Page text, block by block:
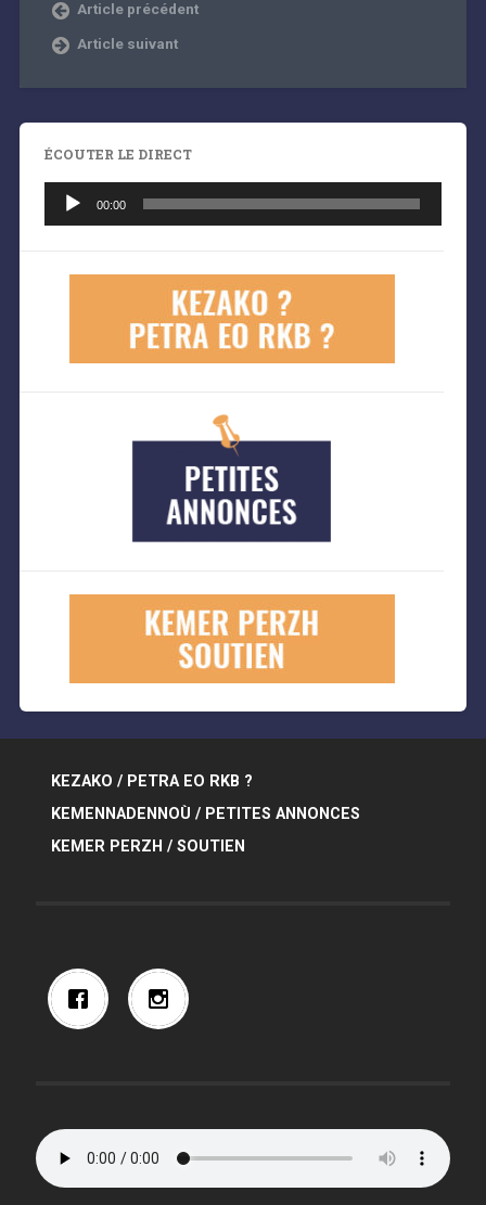
Article précédent
Article suivant
ÉCOUTER LE DIRECT
audio
00:00
KEZAKO / PETRA EO RKB ?
KEMENNADENNOÙ / PETITES ANNONCES
KEMER PERZH / SOUTIEN